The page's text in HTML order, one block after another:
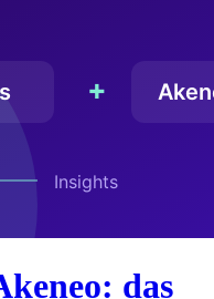
das